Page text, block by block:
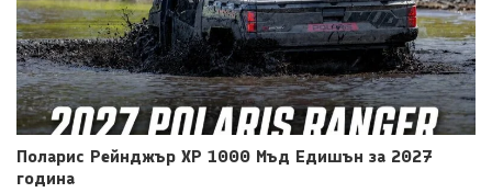
Поларис Рейнджър ХР 1000 Мъд Едишън за 2027
година